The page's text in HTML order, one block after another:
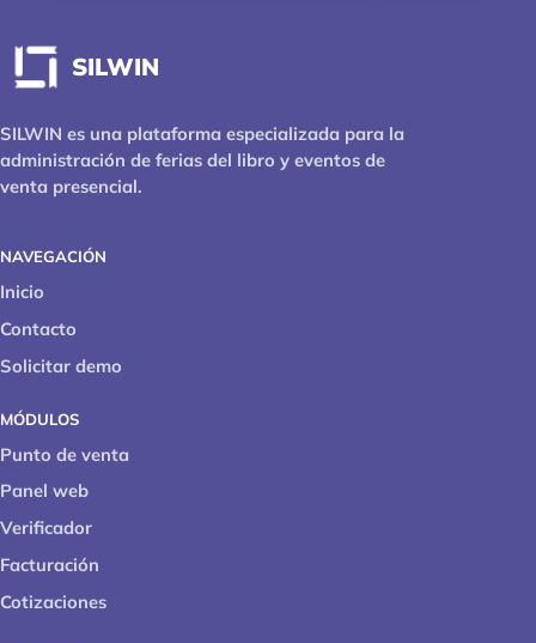
SILWIN
SILWIN es una plataforma especializada para la
administración de ferias del libro y eventos de
venta presencial.
NAVEGACIÓN
Inicio
Contacto
Solicitar demo
MÓDULOS
Punto de venta
Panel web
Verificador
Facturación
Cotizaciones